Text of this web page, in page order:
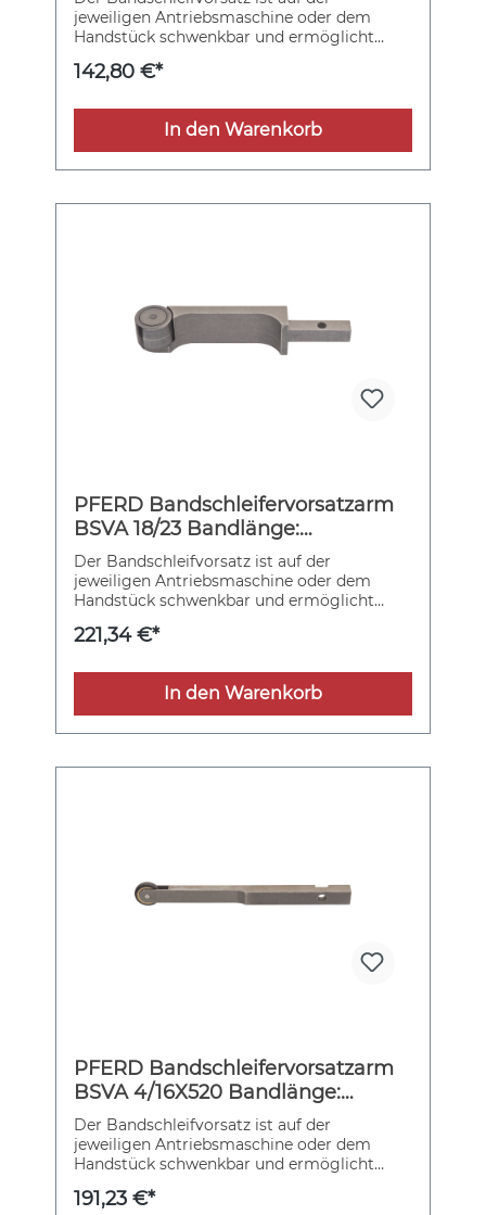
jeweiligen Antriebsmaschine oder dem
Handstück schwenkbar und ermöglicht
individuelle Arbeitssituation.
142,80 €*
In den Warenkorb
PFERD Bandschleifervorsatzarm
BSVA 18/23 Bandlänge:
520mmxBreite: 20mm
Der Bandschleifvorsatz ist auf der
jeweiligen Antriebsmaschine oder dem
Handstück schwenkbar und ermöglicht
individuelle Arbeitssituation.
Gleitkissen zum Auflegen und mit
Rollengröße 18x23 mm für Bänder mit einer
Bandlänge von 520 und 610 mm und einer
Bandbreite von 20 mm.
221,34 €*
In den Warenkorb
PFERD Bandschleifervorsatzarm
BSVA 4/16X520 Bandlänge:
520mmxBreite: 3-9 mm
Der Bandschleifvorsatz ist auf der
jeweiligen Antriebsmaschine oder dem
Handstück schwenkbar und ermöglicht
individuelle Arbeitssituation.
191,23 €*